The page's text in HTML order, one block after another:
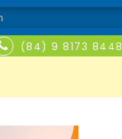
(84) 9 8173 8448